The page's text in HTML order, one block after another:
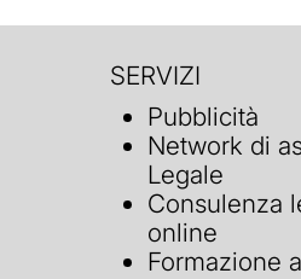
SERVIZI
Pubblicità
Network di
Legale
Consulenza
online
Formazione